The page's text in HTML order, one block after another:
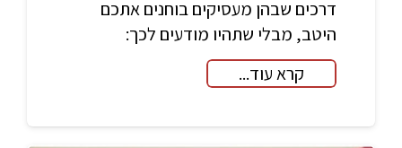
דרכים שבהן מעסיקים בוחנים אתכם
היטב, מבלי שתהיו מודעים לכך:
קרא עוד...